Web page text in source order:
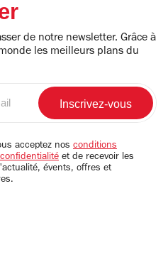
de notre newsletter. Grâce à
les meilleurs plans du
acceptez nos conditions
et de recevoir les
évents, offres et